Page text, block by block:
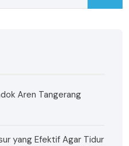
Aren Tangerang
yang Efektif Agar Tidur